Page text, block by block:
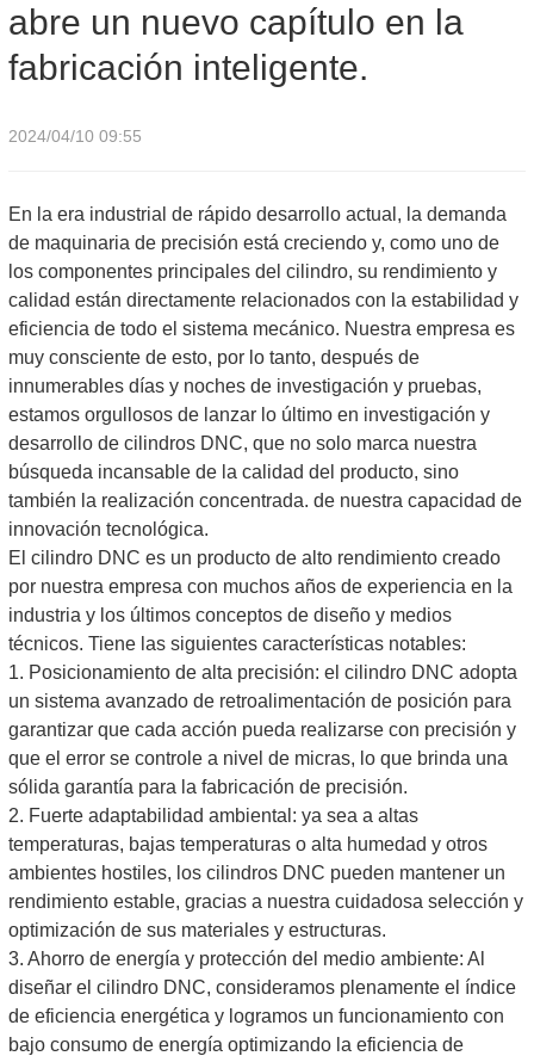
abre un nuevo capítulo en la
fabricación inteligente.
2024/04/10 09:55
En la era industrial de rápido desarrollo actual, la demanda
de maquinaria de precisión está creciendo y, como uno de
los componentes principales del cilindro, su rendimiento y
calidad están directamente relacionados con la estabilidad y
eficiencia de todo el sistema mecánico. Nuestra empresa es
muy consciente de esto, por lo tanto, después de
innumerables días y noches de investigación y pruebas,
estamos orgullosos de lanzar lo último en investigación y
desarrollo de cilindros DNC, que no solo marca nuestra
búsqueda incansable de la calidad del producto, sino
también la realización concentrada. de nuestra capacidad de
innovación tecnológica.
El cilindro DNC es un producto de alto rendimiento creado
por nuestra empresa con muchos años de experiencia en la
industria y los últimos conceptos de diseño y medios
técnicos. Tiene las siguientes características notables:
1. Posicionamiento de alta precisión: el cilindro DNC adopta
un sistema avanzado de retroalimentación de posición para
garantizar que cada acción pueda realizarse con precisión y
que el error se controle a nivel de micras, lo que brinda una
sólida garantía para la fabricación de precisión.
2. Fuerte adaptabilidad ambiental: ya sea a altas
temperaturas, bajas temperaturas o alta humedad y otros
ambientes hostiles, los cilindros DNC pueden mantener un
rendimiento estable, gracias a nuestra cuidadosa selección y
optimización de sus materiales y estructuras.
3. Ahorro de energía y protección del medio ambiente: Al
diseñar el cilindro DNC, consideramos plenamente el índice
de eficiencia energética y logramos un funcionamiento con
bajo consumo de energía optimizando la eficiencia de